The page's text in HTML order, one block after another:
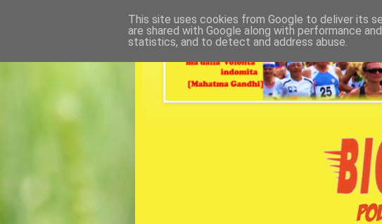
This site uses cookies from Google to deliver its
are shared with Google along with performance
statistics, and to detect and address abuse.